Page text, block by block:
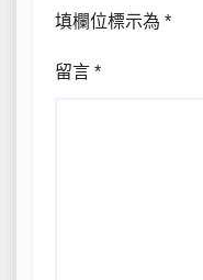
填欄位標示為 *
留言 *